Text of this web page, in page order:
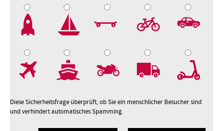
Diese Sicherheitsfrage überprüft, ob Sie ein menschlicher Besucher sind
und verhindert automatisches Spamming.